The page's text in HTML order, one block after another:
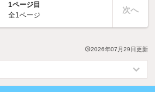
1ページ目
全1ページ
次へ
2026年07月29日更新